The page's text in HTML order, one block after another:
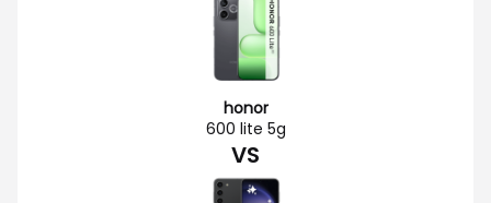
honor
600 lite 5g
VS